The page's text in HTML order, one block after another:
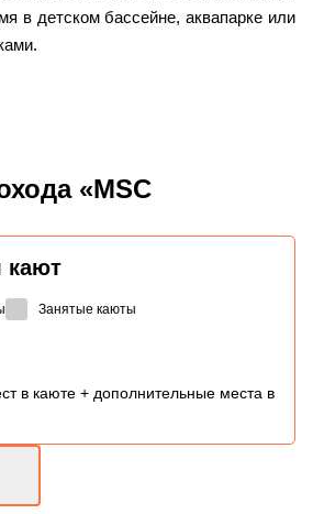
в детском бассейне, аквапарке или
«MSC
кают
Занятые каюты
в каюте + дополнительные места в